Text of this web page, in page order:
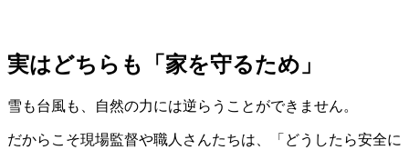
実はどちらも「家を守るため」
雪も台風も、自然の力には逆らうことができません。
だからこそ現場監督や職人さんたちは、「どうしたら安全に